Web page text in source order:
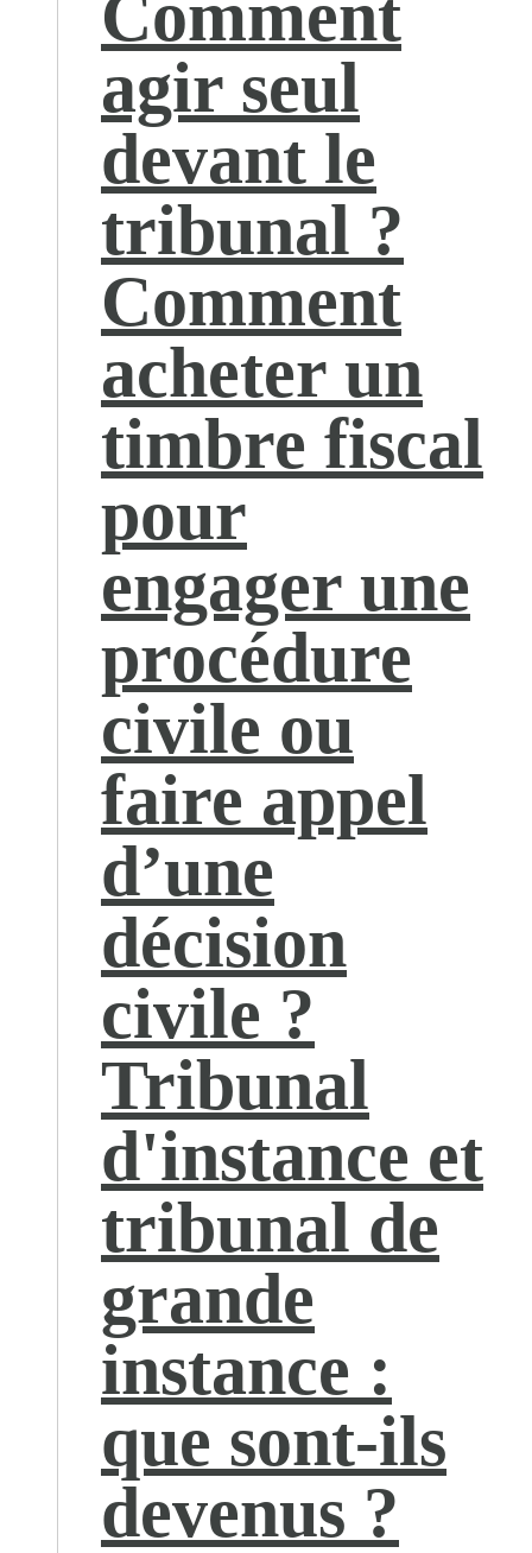
Comment
agir seul
devant le
tribunal ?
Comment
acheter un
timbre fiscal
pour
engager une
procédure
civile ou
faire appel
d’une
décision
civile ?
Tribunal
d'instance et
tribunal de
grande
instance :
que sont-ils
devenus ?